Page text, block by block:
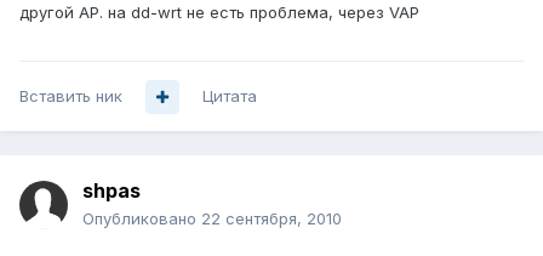
другой AP. на dd-wrt не есть проблема, через VAP
Вставить ник Цитата
shpas
Опубликовано 22 сентября, 2010